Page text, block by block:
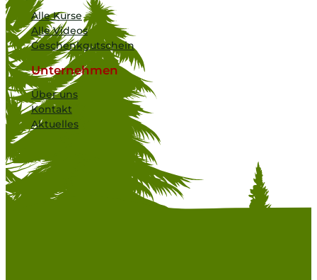
Alle Kurse
Alle Videos
Geschenkgutschein
Unternehmen
Über uns
Kontakt
Aktuelles